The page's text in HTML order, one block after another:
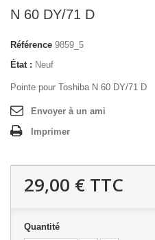
N 60 DY/71 D
Référence 9859_5
État : Neuf
Pointe pour Toshiba N 60 DY/71 D
Envoyer à un ami
Imprimer
29,00 € TTC
Quantité